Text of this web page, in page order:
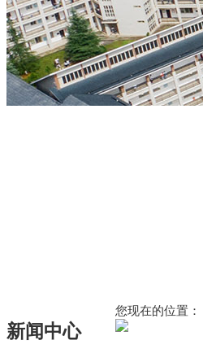
新闻中心
您现在的位置：